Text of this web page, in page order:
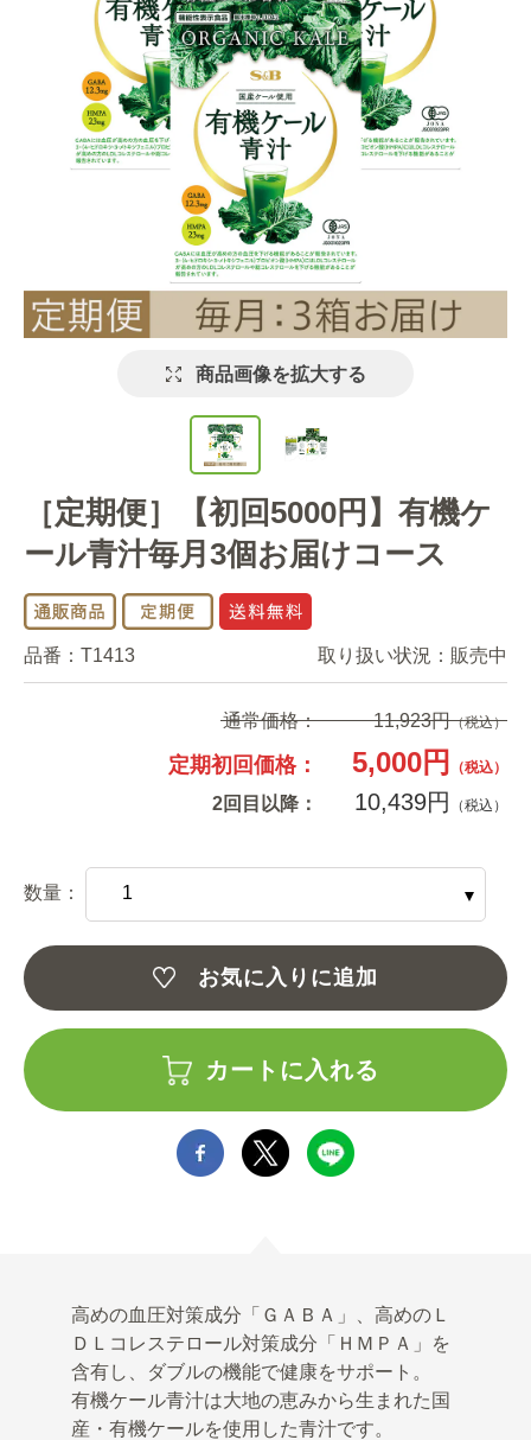
商品画像を拡大する
［定期便］【初回5000円】有機ケ
ール青汁毎月3個お届けコース
品番： T1413 取り扱い状況： 販売中
通常価格： 11,923円（税込）
定期初回価格： 5,000円 （税込）
2回目以降： 10,439円 （税込）
数量：
お気に入りに追加
カートに入れる
高めの血圧対策成分「ＧＡＢＡ」、高めのＬ
ＤＬコレステロール対策成分「ＨＭＰＡ」を
含有し、ダブルの機能で健康をサポート。
有機ケール青汁は大地の恵みから生まれた国
産・有機ケールを使用した青汁です。